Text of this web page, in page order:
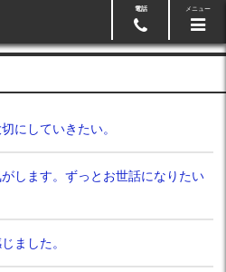
電話 メニュー
にしていきたい。
します。ずっとお世話になりたい
ました。
03-5991-3918